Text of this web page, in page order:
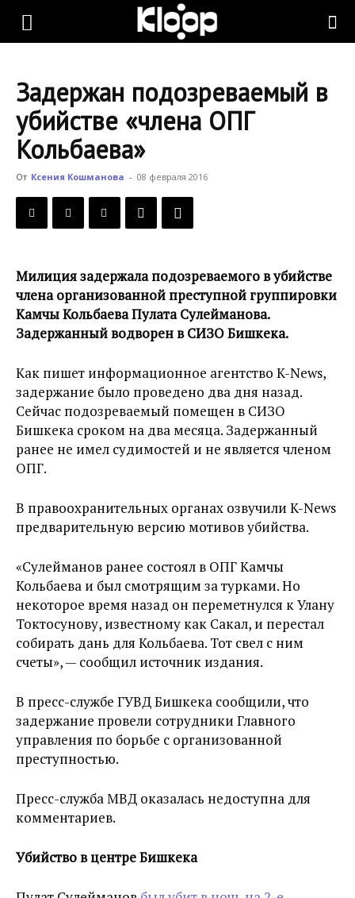
KLOOP.KG
Новости
Кыргызстана
Задержан подозреваемый в
убийстве «члена ОПГ
Кольбаева»
От Ксения Кошманова - 08 февраля 2016
Милиция задержала подозреваемого в убийстве
члена организованной преступной группировки
Камчы Кольбаева Пулата Сулейманова.
Задержанный водворен в СИЗО Бишкека.
Как пишет информационное агентство K-News,
задержание было проведено два дня назад.
Сейчас подозреваемый помещен в СИЗО
Бишкека сроком на два месяца. Задержанный
ранее не имел судимостей и не является членом
ОПГ.
В правоохранительных органах озвучили K-News
предварительную версию мотивов убийства.
«Сулейманов ранее состоял в ОПГ Камчы
Кольбаева и был смотрящим за турками. Но
некоторое время назад он переметнулся к Улану
Токтосунову, известному как Сакал, и перестал
собирать дань для Кольбаева. Тот свел с ним
счеты», — сообщил источник издания.
В пресс-службе ГУВД Бишкека сообщили, что
задержание провели сотрудники Главного
управления по борьбе с организованной
преступностью.
Пресс-служба МВД оказалась недоступна для
комментариев.
Убийство в центре Бишкека